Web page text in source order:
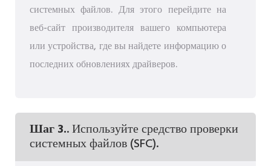
системных файлов. Для этого перейдите на
веб-сайт производителя вашего компьютера
или устройства, где вы найдете информацию о
последних обновлениях драйверов.
Шаг 3.. Используйте средство проверки
системных файлов (SFC).